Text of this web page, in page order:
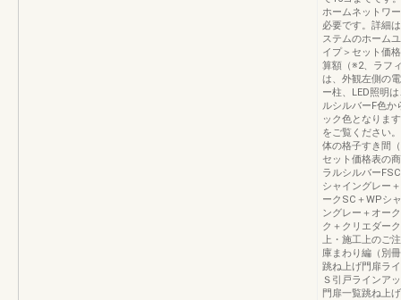
ホームネットワ
必要です。詳細
ステムのホーム
イプ＞セット価
算額（※2、ラフ
は、外観左側の
ー柱、LED照明
ルシルバーF色か
ック色となりま
をご覧ください
体の格子すき間
セット価格表の
ラルシルバー
シャイングレー
ークSC＋WPシ
ングレー＋オー
ク＋クリエダー
上・施工上のご
庫まわり編（別
跳ね上げ門扉ラ
Ｓ引戸ラインア
門扉一覧跳ね上